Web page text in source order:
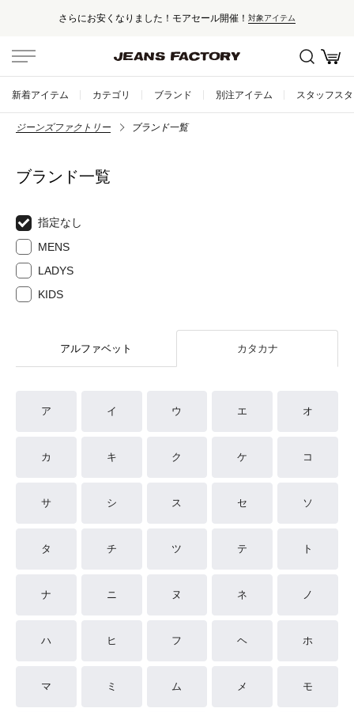
さらにお安くなりました！モアセール開催！ 対象アイテム
新着アイテム カテゴリ ブランド 別注アイテム スタッフス
ジーンズファクトリー ブランド一覧
ブランド一覧
指定なし
MENS
LADYS
KIDS
アルファベット カタカナ
ア イ ウ エ オ
カ キ ク ケ コ
サ シ ス セ ソ
タ チ ツ テ ト
ナ ニ ヌ ネ ノ
ハ ヒ フ ヘ ホ
マ ミ ム メ モ